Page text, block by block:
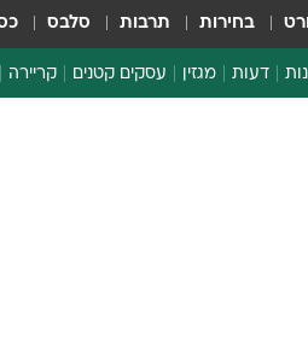
בחירות תרבות סלבס
דעות מגזין עסקים קטנים קריירה